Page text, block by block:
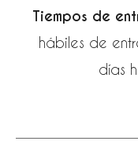
Tiempos de
hábiles de
días